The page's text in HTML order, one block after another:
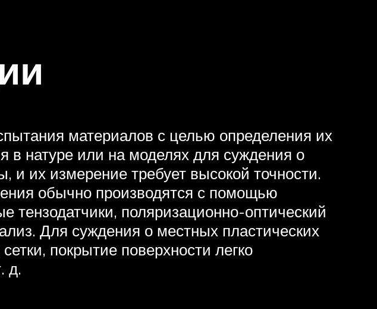
материалов с целью определения их
в натуре или на моделях для суждения о
их измерение требует высокой точности.
обычно производятся с помощью
тензодатчики, поляризационно-оптический
Для суждения о местных пластических
покрытие поверхности легко
д.